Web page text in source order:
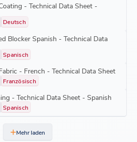
- Technical Data Sheet -
Deutsch
Blocker Spanish - Technical Data
Spanisch
- French - Technical Data Sheet
Französisch
- Technical Data Sheet - Spanish
Spanisch
Mehr laden